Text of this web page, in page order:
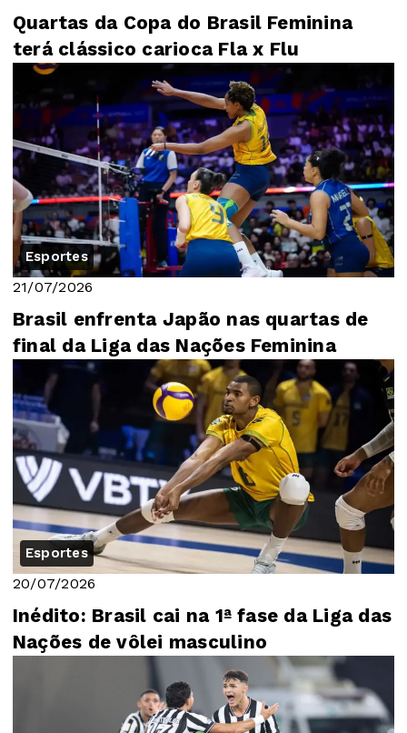
Quartas da Copa do Brasil Feminina
terá clássico carioca Fla x Flu
Esportes
21/07/2026
Brasil enfrenta Japão nas quartas de
final da Liga das Nações Feminina
Esportes
20/07/2026
Inédito: Brasil cai na 1ª fase da Liga das
Nações de vôlei masculino